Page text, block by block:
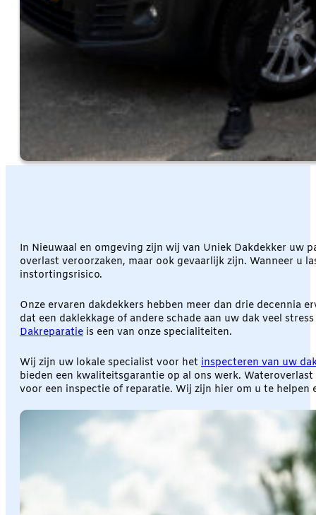
In Nieuwaal en omgeving zijn wij van Uniek Dakdekker uw
overlast veroorzaken, maar ook gevaarlijk zijn. Wanneer
instortingsrisico.
Onze ervaren dakdekkers hebben meer dan drie decennia
dat een daklekkage of andere schade aan uw dak veel
Dakreparatie is een van onze specialiteiten.
Wij zijn uw lokale specialist voor het inspecteren van uw
bieden een kwaliteitsgarantie op al ons werk.
voor een inspectie of reparatie. Wij zijn hier om u te